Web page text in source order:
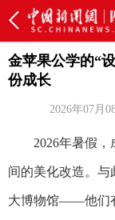
金苹果公学的“
份成长
2026年07月
2026年暑假，
间的美化改造。与
大博物馆——他们